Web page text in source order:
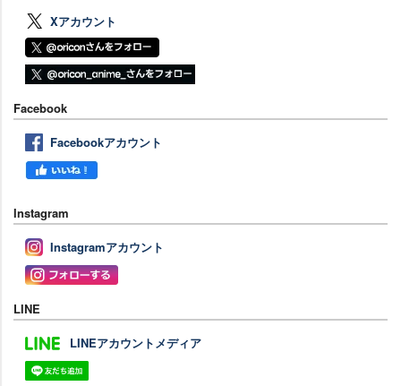
Xアカウント
Facebook
Facebookアカウント
Instagram
Instagramアカウント
LINE
LINEアカウントメディア